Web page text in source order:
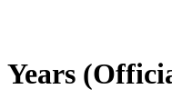
Years